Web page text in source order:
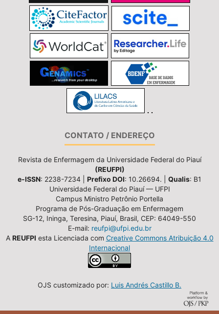
CONTATO / ENDEREÇO
Revista de Enfermagem da Universidade Federal do Piauí
(REUFPI)
e-ISSN: 2238-7234 | Prefixo DOI: 10.26694. | Qualis: B1
Universidade Federal do Piauí — UFPI
Campus Ministro Petrônio Portella
Programa de Pós-Graduação em Enfermagem
SG-12, Ininga, Teresina, Piauí, Brasil, CEP: 64049-550
E-mail: reufpi@ufpi.edu.br
A REUFPI esta Licenciada com Creative Commons Atribuição 4.0
Internacional
OJS customizado por: Luis Andrés Castillo B.